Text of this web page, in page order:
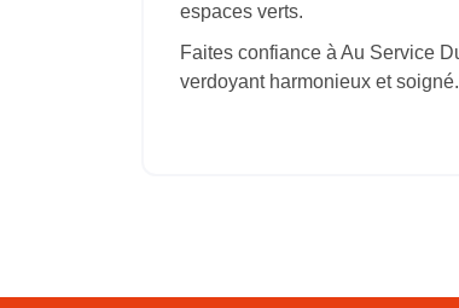
espaces verts.
Faites confiance à Au Service
verdoyant harmonieux et soigné.